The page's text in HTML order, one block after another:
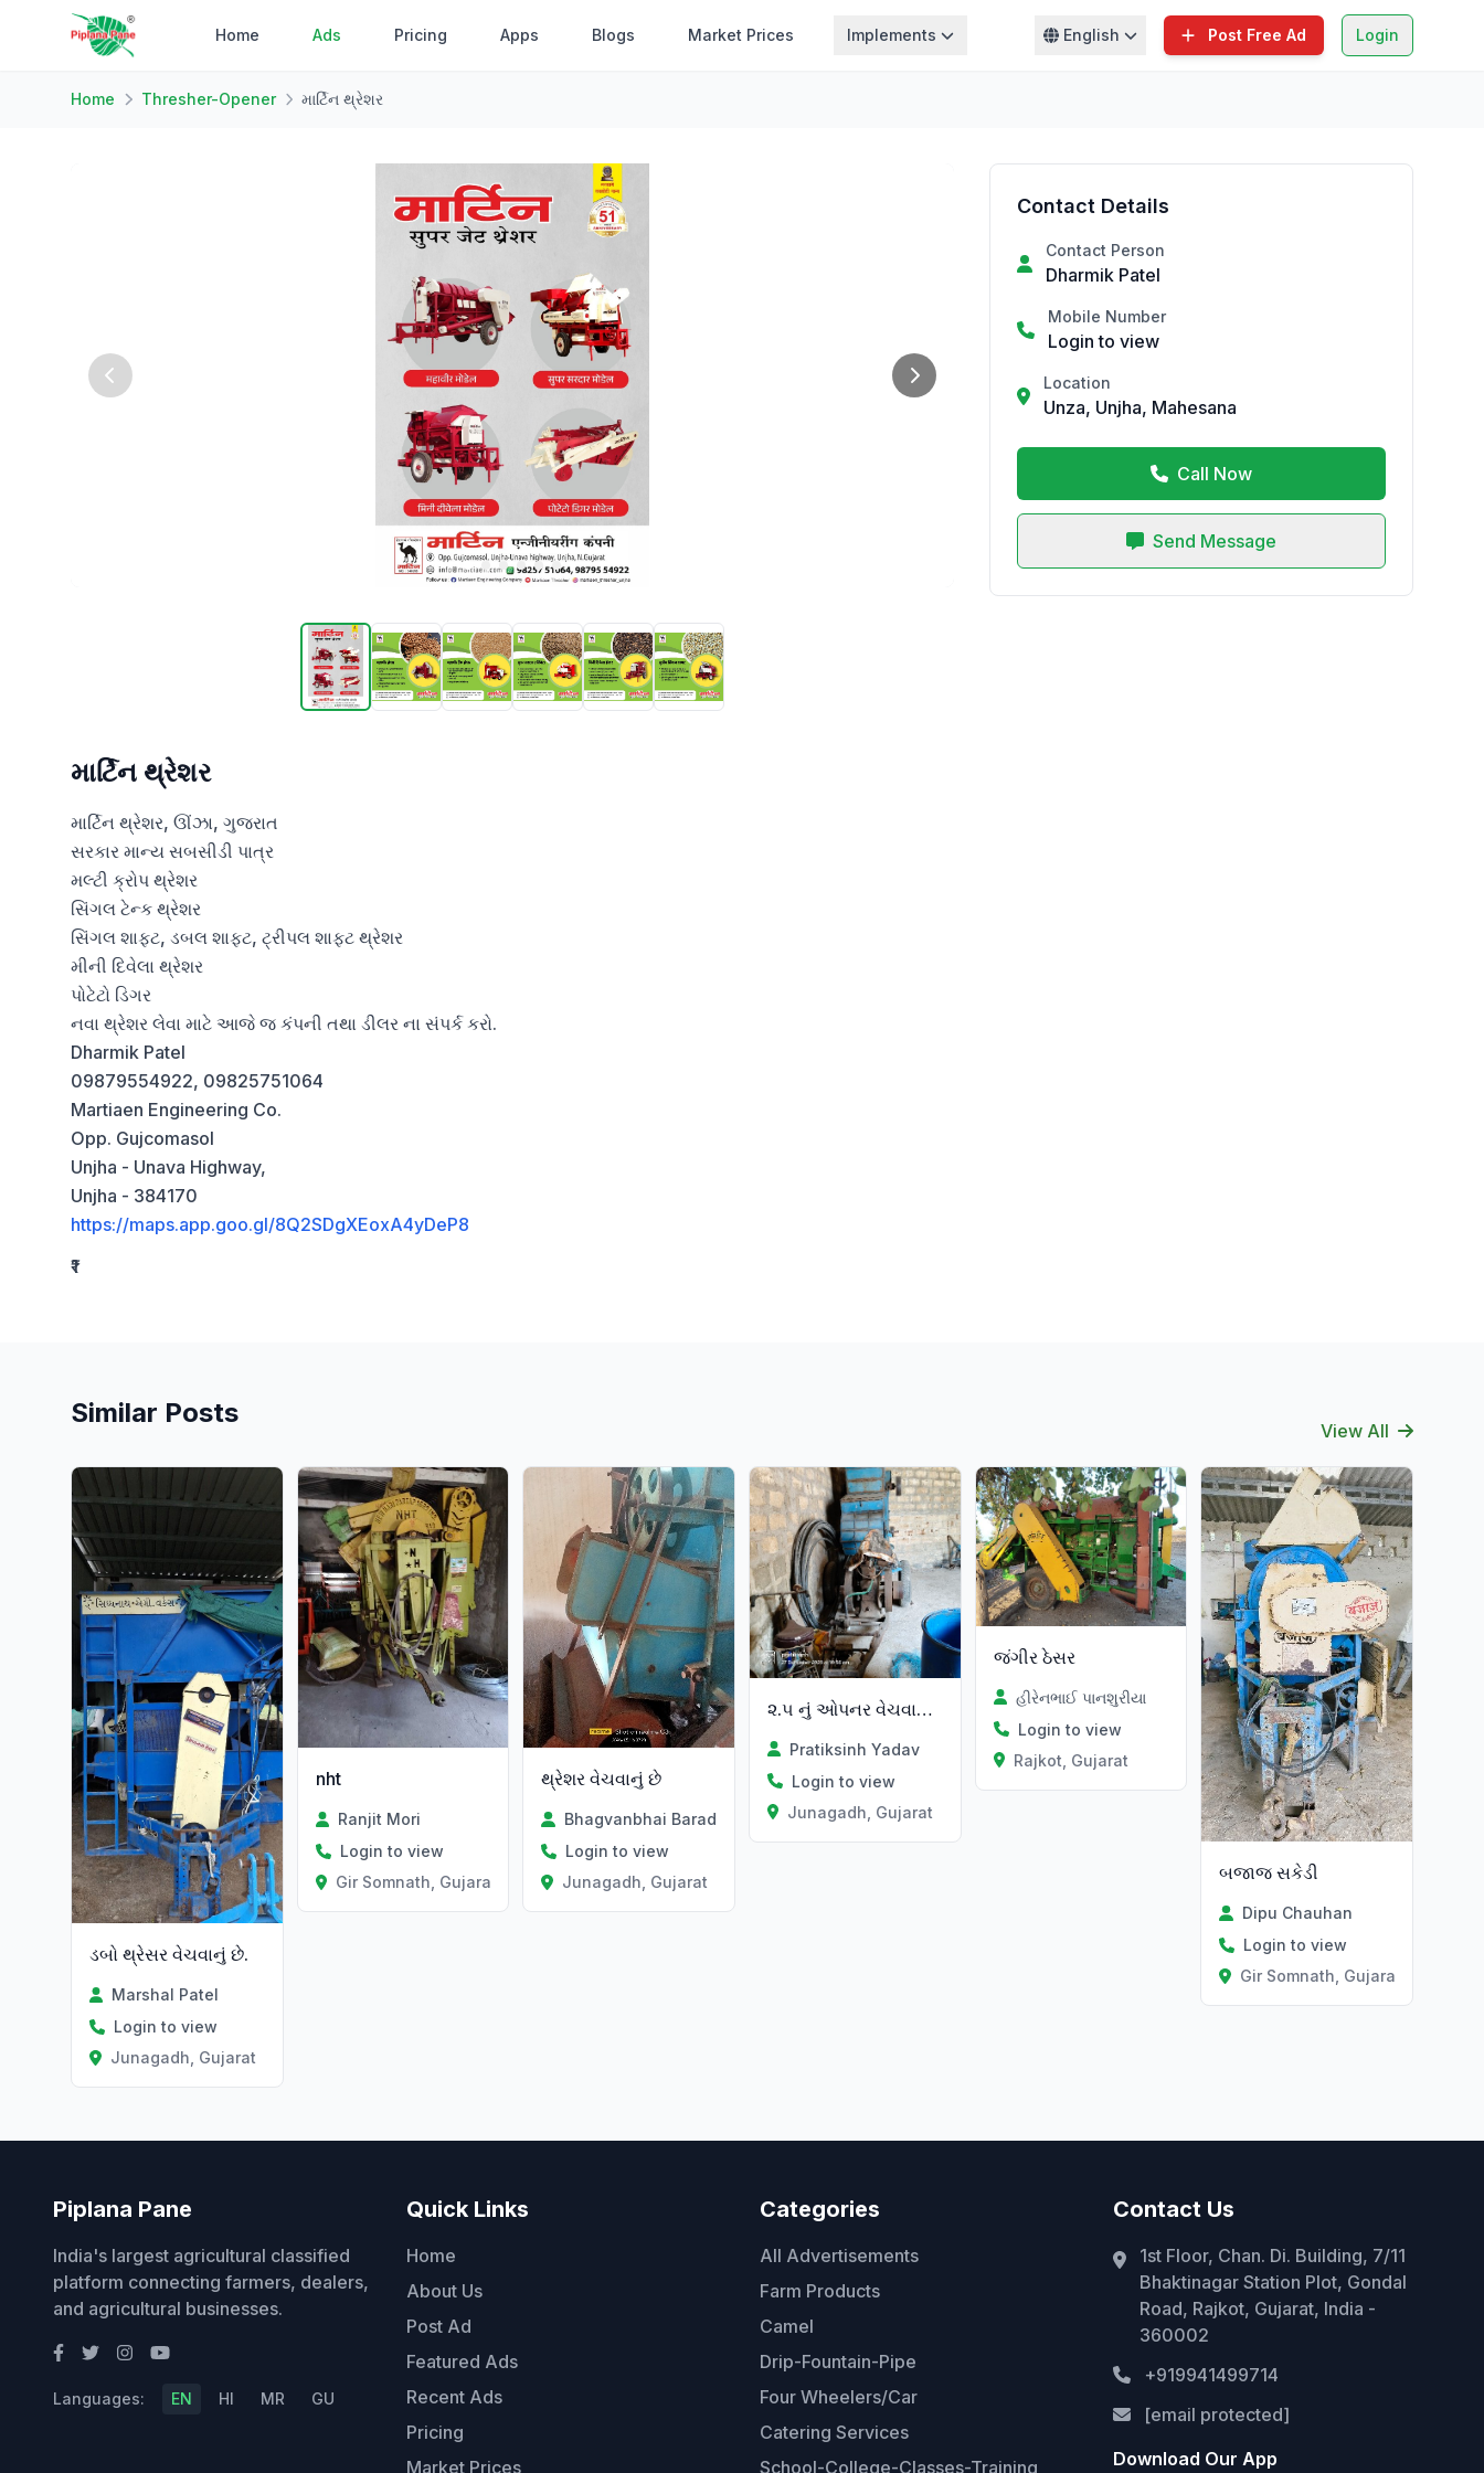
Home Ads Pricing Apps Blogs Market Prices Implements English Post Free Ad Login
Home Thresher-Opener માર્ટિન થ્રેશર
માર્ટિન થ્રેશર
માર્ટિન થ્રેશર, ઊંઝા, ગુજરાત
સરકાર માન્ય સબસીડી પાત્ર
મલ્ટી ક્રોપ થ્રેશર
સિંગલ ટેન્ક થ્રેશર
સિંગલ શાફ્ટ, ડબલ શાફ્ટ, ટ્રીપલ શાફ્ટ થ્રેશર
મીની દિવેલા થ્રેશર
પોટેટો ડિગર
નવા થ્રેશર લેવા માટે આજે જ કંપની તથા ડીલર ના સંપર્ક કરો.
Dharmik Patel
09879554922, 09825751064
Martiaen Engineering Co.
Opp. Gujcomasol
Unjha - Unava Highway,
https://maps.app.goo.gl/8Q2SDgXEoxA4yDeP8
₹1
Contact Details
Contact Person
Dharmik Patel
Mobile Number
Login to view
Location
Unza, Unjha, Mahesana
Call Now
Send Message
Similar Posts
View All
ડબો થ્રેસર વેચવાનું છે.
Marshal Patel
Login to view
Junagadh, Gujarat
nht
Ranjit Mori
Login to view
Gir Somnath, Gujarat
થ્રેશર વેચવાનું છે
Bhagvanbhai Barad
Login to view
Junagadh, Gujarat
૨.૫ નું ઓપનર વેચવાનું છે
Pratiksinh Yadav
Login to view
Junagadh, Gujarat
જંગીર ઠેસર
હીરેનભાઈ પાનશુરીયા
Login to view
Rajkot, Gujarat
બજાજ સકેડી
Dipu Chauhan
Login to view
Gir Somnath, Gujarat
Piplana Pane
India's largest agricultural classified
platform connecting farmers, dealers,
and agricultural businesses.
Languages: EN HI MR GU
Quick Links
Home
About Us
Post Ad
Featured Ads
Recent Ads
Pricing
Market Prices
Categories
All Advertisements
Farm Products
Camel
Drip-Fountain-Pipe
Four Wheelers/Car
Catering Services
School-College-Classes-Training
Contact Us
1st Floor, Chan. Di. Building, 7/11
Bhaktinagar Station Plot, Gondal
Road, Rajkot, Gujarat, India -
360002
+919941499714
[email protected]
Download Our App